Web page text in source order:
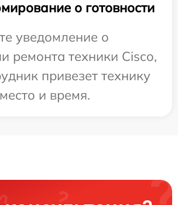
о готовности
уведомление о
ремонта техники Cisco,
привезет технику
и время.